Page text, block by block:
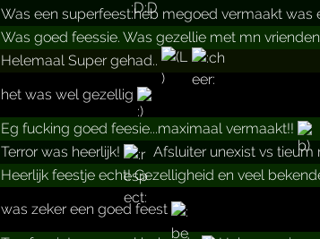
Was een superfeest.heb megoed vermaakt was
Was goed feessie. Was gezellie met mn
Helemaal Super gehad..
het was wel gezellig
Eg fucking goed feesie...maximaal vermaakt!!
Terror was heerlijk! Afsluiter unexist vs
Heerlijk feestje echt! Gezelligheid en veel
was zeker een goed feest